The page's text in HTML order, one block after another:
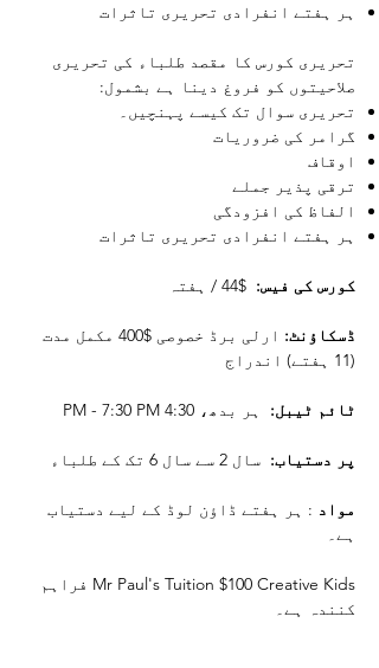
ہر ہفتے انفرادی تحریری تاثرات
تحریری کورس کا مقصد طلباء کی تحریری
صلاحیتوں کو فروغ دینا ہے بشمول:
تحریری سوال تک کیسے پہنچیں۔
گرامر کی ضروریات
اوقاف
ترقی پذیر جملے
الفاظ کی افزودگی
ہر ہفتے انفرادی تحریری تاثرات
کورس کی فیس: $44 / ہفتہ
ڈسکاؤنٹ:
ارلی برڈ خصوصی $400 مکمل مدت
(11 ہفتے) اندراج
ٹائم ٹیبل: ہر بدھ، 4:30 PM - 7:30 PM
پر دستیاب: سال 2 سے سال 6 تک کے طلباء
مواد : ہر ہفتے ڈاؤن لوڈ کے لیے دستیاب
ہے۔
Mr Paul's Tuition $100 Creative Kids فراہم
کنندہ ہے۔